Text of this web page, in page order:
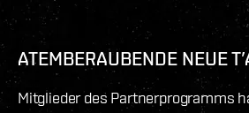
ATEMBERAUBENDE NEUE
Mitglieder des Partnerprogramms